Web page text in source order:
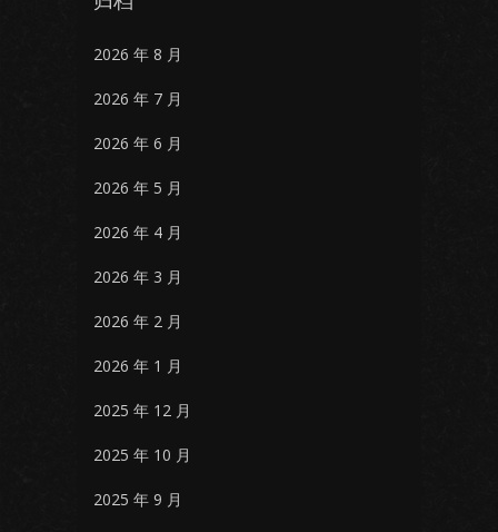
2026 年 8 月
2026 年 7 月
2026 年 6 月
2026 年 5 月
2026 年 4 月
2026 年 3 月
2026 年 2 月
2026 年 1 月
2025 年 12 月
2025 年 10 月
2025 年 9 月